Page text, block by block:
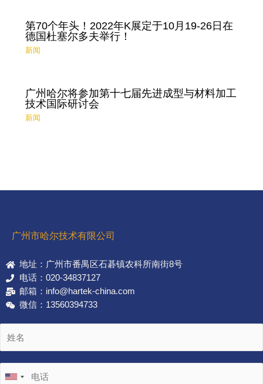
第70个年头！2022年K展定于10月19-26日在
德国杜塞尔多夫举行！
新闻
广州哈尔将参加第十七届先进成型与材料加工
技术国际研讨会
新闻
广州市哈尔技术有限公司
地址：广州市番禺区石碁镇农科所南街8号
电话：020-34837127
邮箱：info@hartek-china.com
微信：13560394733